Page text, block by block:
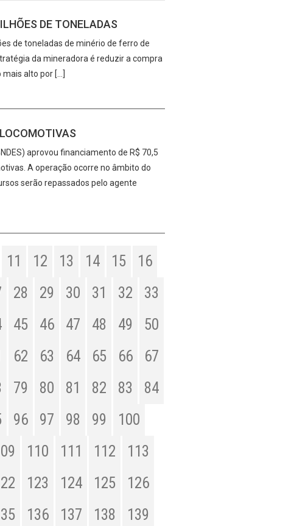
DE TONELADAS
de toneladas de minério de ferro de
da mineradora é reduzir a compra
alto por […]
aprovou financiamento de R$ 70,5
A operação ocorre no âmbito do
serão repassados pelo agente
11 12 13 14 15
16
28 29 30 31 32
33
45 46 47 48 49
50
62 63 64 65 66
67
79 80 81 82 83
84
96 97 98 99
100
110 111 112
113
123 124 125
126
136 137 138 139